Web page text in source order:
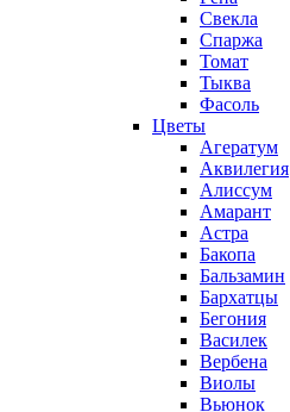
Свекла
Спаржа
Томат
Тыква
Фасоль
Цветы
Агератум
Аквилегия
Алиссум
Амарант
Астра
Бакопа
Бальзамин
Бархатцы
Бегония
Василек
Вербена
Виолы
Вьюнок